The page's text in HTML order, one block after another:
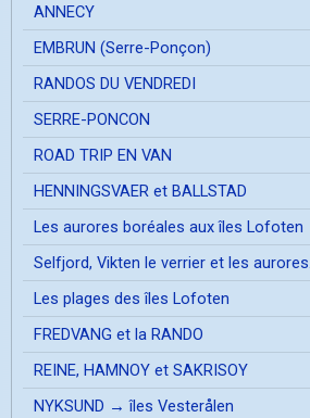
ANNECY
EMBRUN (Serre-Ponçon)
RANDOS DU VENDREDI
SERRE-PONCON
ROAD TRIP EN VAN
HENNINGSVAER et BALLSTAD
Les aurores boréales aux îles Lofoten
Selfjord, Vikten le verrier et les aurores...
Les plages des îles Lofoten
FREDVANG et la RANDO
REINE, HAMNOY et SAKRISOY
NYKSUND → îles Vesterålen